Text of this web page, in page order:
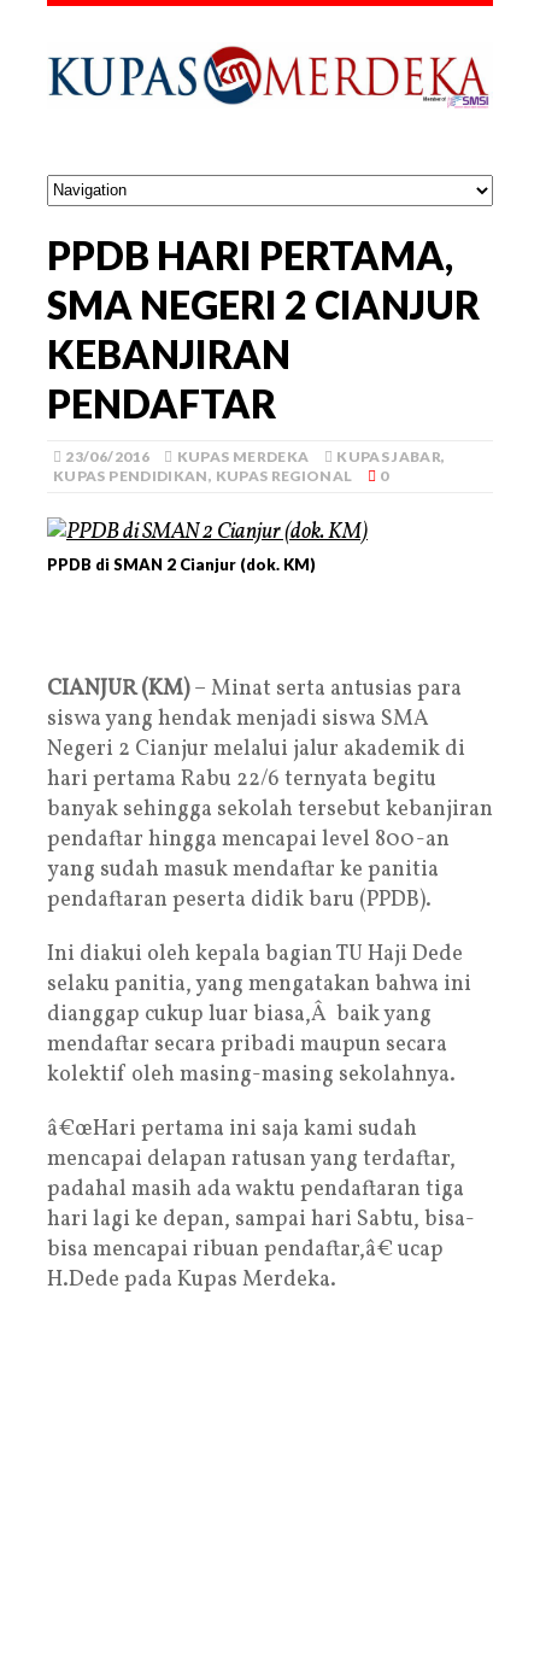
PPDB HARI PERTAMA,
SMA NEGERI 2 CIANJUR
KEBANJIRAN
PENDAFTAR
23/06/2016 KUPAS MERDEKA KUPAS JABAR,
KUPAS PENDIDIKAN, KUPAS REGIONAL 0
PPDB di SMAN 2 Cianjur (dok. KM)
CIANJUR (KM)– Minat serta antusias para
siswa yang hendak menjadi siswa SMA
Negeri 2 Cianjur melalui jalur akademik di
hari pertama Rabu 22/6 ternyata begitu
banyak sehingga sekolah tersebut kebanjiran
pendaftar hingga mencapai level 800-an
yang sudah masuk mendaftar ke panitia
pendaftaran peserta didik baru (PPDB).
Ini diakui oleh kepala bagian TU Haji Dede
selaku panitia, yang mengatakan bahwa ini
dianggap cukup luar biasa,Â baik yang
mendaftar secara pribadi maupun secara
kolektif oleh masing-masing sekolahnya.
â€œHari pertama ini saja kami sudah
mencapai delapan ratusan yang terdaftar,
padahal masih ada waktu pendaftaran tiga
hari lagi ke depan, sampai hari Sabtu, bisa-
bisa mencapai ribuan pendaftar,â€ ucap
H.Dede pada Kupas Merdeka.